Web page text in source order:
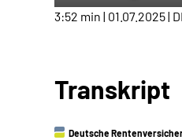
3:52 min | 01.07.2025 |
Transkript
Deutsche